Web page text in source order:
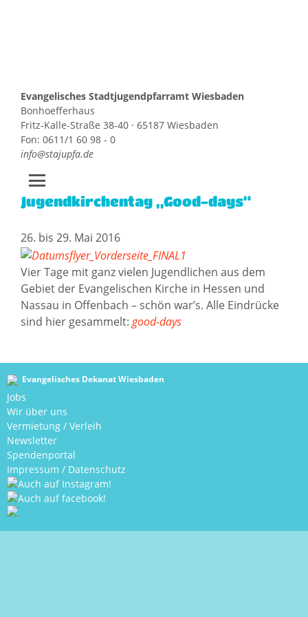
Evangelisches Stadtjugendpfarramt Wiesbaden
Bonhoefferhaus
Fritz-Kalle-Straße 38-40 · 65187 Wiesbaden
Fon: 0611/1 60 98 - 0
info@stajupfa.de
Zum
springen
Jugendkirchentag „Good-days“
26. bis 29. Mai 2016
Vier Tage mit ganz vielen Jugendlichen aus dem
Gebiet der Evangelischen Kirche in Hessen und
Nassau in Offenbach – schön war’s. Alle Eindrücke
sind hier gesammelt: good-days
Evangelisches Dekanat Wiesbaden
Jobs
Wir über uns
Vermietung / Verleih
Newsletter
Spendenportal
Impressum / Datenschutz